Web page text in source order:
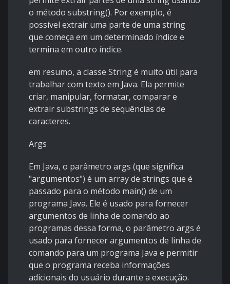
o método substring(). Por exemplo, é
possível extrair uma parte de uma string
que começa em um determinado índice e
termina em outro índice.
em resumo, a classe String é muito útil para
trabalhar com texto em Java. Ela permite
criar, manipular, formatar, comparar e
extrair substrings de sequências de
caracteres.
Args
Em Java, o parâmetro args (que significa
"argumentos") é um array de strings que é
passado para o método main() de um
programa Java. Ele é usado para fornecer
argumentos de linha de comando ao
programas dessa forma, o parâmetro args é
usado para fornecer argumentos de linha de
comando para um programa Java e permitir
que o programa receba informações
adicionais do usuário durante a execução.